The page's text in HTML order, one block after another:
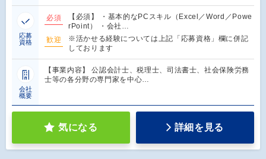
応募
資格
必須
【必須】 ・基本的なPCスキル（Excel／Word／Powe
rPoint） ・会社…
歓迎
※活かせる経験については上記「応募資格」欄に併記
しております
会社
概要
【事業内容】 公認会計士、税理士、司法書士、社会保険労務
士等の各分野の専門家を中心…
気になる 詳細を見る